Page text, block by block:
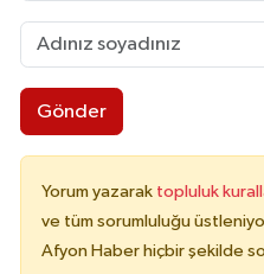
Gönder
Yorum yazarak topluluk
ve tüm sorumluluğu
Afyon Haber hiçbir şekilde